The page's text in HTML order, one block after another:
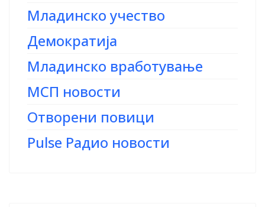
Младинско учество
Демократија
Младинско вработување
МСП новости
Отворени повици
Pulse Радио новости